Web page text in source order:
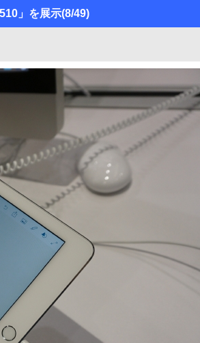
」を展示(8/49)